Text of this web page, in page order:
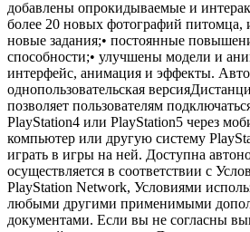
добавлены опрокидываемые и
более 20 новых фотографий питомца,
новые задания;• постоянные
способности;• улучшены модели и
интерфейс, анимация и эффекты.
однопользовательская
позволяет пользователям
PlayStation4 или PlayStation5 через
компьютер или другую систему
играть в игры на ней. Доступна
осуществляется в соответствии с
PlayStation Network, Условиями
любыми другими применимыми
документами. Если вы не согласны